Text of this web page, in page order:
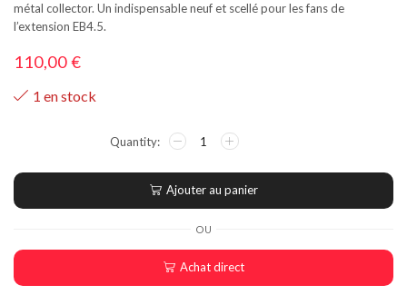
métal collector. Un indispensable neuf et scellé pour les fans de
l’extension EB4.5.
110,00€
1 en stock
Ajouter au panier
OU
Achat direct